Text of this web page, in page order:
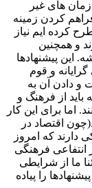
های غیر
کردن زمینه
کرده ایم نیاز
و همچنین
این پیشنهادها
و قوم
و دادن آن به
از فرهنگ و
برای این کار
اقتصاد در
دارند که امروز
فرهنگی
ما از شرایطی
را پیاده